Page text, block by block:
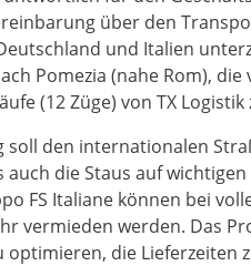
über den
und Italien
Pomezia (nahe Rom),
(12 Züge) von TX
soll den internationalen
auch die Staus auf
FS Italiane können bei
vermieden werden. Das
optimieren, die